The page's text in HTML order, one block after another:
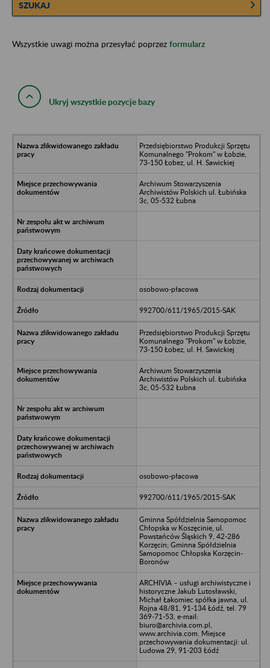
SZUKAJ
Wszystkie uwagi można przesyłać poprzez formularz
Ukryj wszystkie pozycje bazy
Przedsiębiorstwo Produkcji Sprzętu
Komunalnego "Prokom" w Łobzie,
73-150 Łobez, ul. H. Sawickiej
Archiwum Stowarzyszenia
Archiwistów Polskich ul. Łubińska
3c, 05-532 Łubna
osobowo-płacowa
992700/611/1965/2015-SAK
Przedsiębiorstwo Produkcji Sprzętu
Komunalnego "Prokom" w Łobzie,
73-150 Łobez, ul. H. Sawickiej
Archiwum Stowarzyszenia
Archiwistów Polskich ul. Łubińska
3c, 05-532 Łubna
osobowo-płacowa
992700/611/1965/2015-SAK
Gminna Spółdzielnia Samopomoc
Chłopska w Koszęcinie, ul.
Powstańców Śląskich 9, 42-286
Korzęcin; Gminna Spółdzielnia
Samopomoc Chłopska Korzęcin-
Boronów
ARCHIVIA – usługi archiwistyczne i
historyczne Jakub Lutosławski,
Michał Łakomiec spółka jawna, ul.
Rojna 48/81, 91-134 Łódź, tel. 79
369-71-53, e-mail:
biuro@archivia.com.pl,
www.archivia.com. Miejsce
przechowywania dokumentacji: ul.
Ludowa 29, 91-203 Łódź